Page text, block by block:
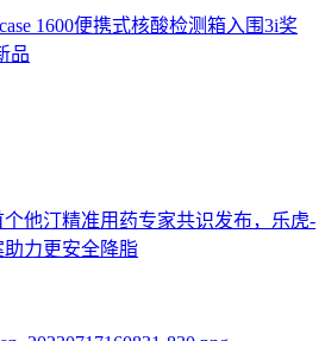
1600便携式核酸检测箱入围3i奖
品
他汀精准用药专家共识发布，乐虎-
助力更安全降脂